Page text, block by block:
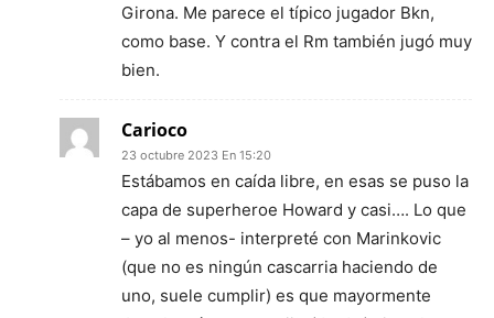
Girona. Me parece el típico jugador Bkn,
como base. Y contra el Rm también jugó muy
bien.
Carioco
23 octubre 2023 En 15:20
Estábamos en caída libre, en esas se puso la
capa de superheroe Howard y casi…. Lo que
– yo al menos- interpreté con Marinkovic
(que no es ningún cascarria haciendo de
uno, suele cumplir) es que mayormente